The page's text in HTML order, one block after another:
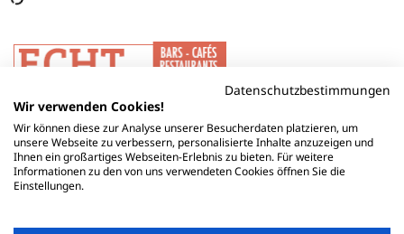
Datenschutzbestimmungen
Wir verwenden Cookies!
Wir können diese zur Analyse unserer Besucherdaten platzieren, um
unsere Webseite zu verbessern, personalisierte Inhalte anzuzeigen und
Ihnen ein großartiges Webseiten-Erlebnis zu bieten. Für weitere
Informationen zu den von uns verwendeten Cookies öffnen Sie die
Einstellungen.